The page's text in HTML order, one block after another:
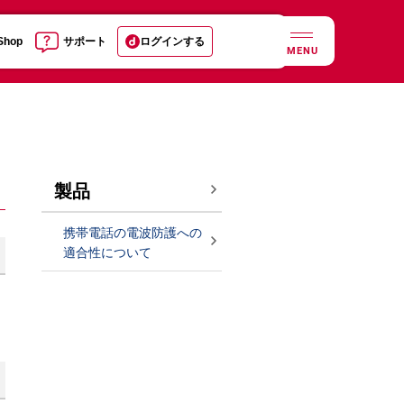
サポート ログインする
MENU
製品
携帯電話の電波防護への
適合性について